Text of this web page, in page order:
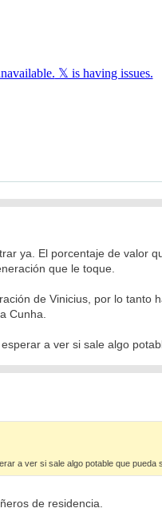
ya. El porcentaje de valor
que le toque.
de Vinicius, por lo tanto
Cunha.
a ver si sale algo
a ver si sale algo potable que pueda
de residencia.